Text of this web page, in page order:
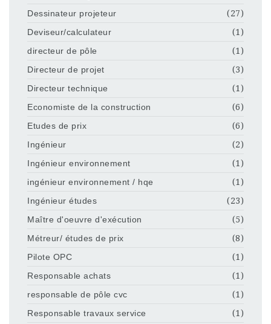
Dessinateur projeteur
(27)
Deviseur/calculateur
(1)
directeur de pôle
(1)
Directeur de projet
(3)
Directeur technique
(1)
Economiste de la construction
(6)
Etudes de prix
(6)
Ingénieur
(2)
Ingénieur environnement
(1)
ingénieur environnement / hqe
(1)
Ingénieur études
(23)
Maître d'oeuvre d'exécution
(5)
Métreur/ études de prix
(8)
Pilote OPC
(1)
Responsable achats
(1)
responsable de pôle cvc
(1)
Responsable travaux service
(1)